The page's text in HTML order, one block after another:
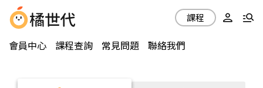
會員中心 課程查詢 常見問題 聯絡我們
課程